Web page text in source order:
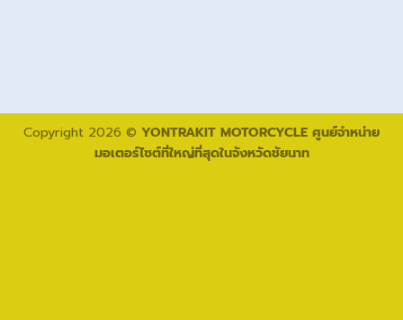
Copyright 2026 © YONTRAKIT MOTORCYCLE ศูนย์จำหน่าย
มอเตอร์ไซต์ที่ใหญ่ที่สุดในจังหวัดชัยนาท